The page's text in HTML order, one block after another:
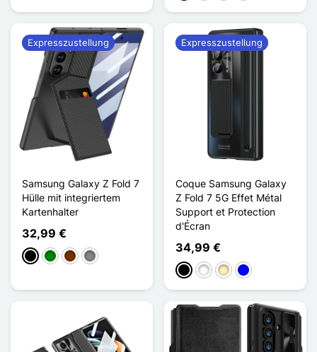
Samsung Galaxy Z Fold 7
Hülle mit integriertem
Kartenhalter
32,99 €
Schwarz
GrünKaffeeGris Titanium
Expresszustellung
Coque Samsung Galaxy
Z Fold 7 5G Effet Métal
Support et Protection
d'Écran
34,99 €
Schwarz
WeißGolden
Blau
Expresszustellung